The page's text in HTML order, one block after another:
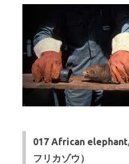
017 African
フリカゾウ）